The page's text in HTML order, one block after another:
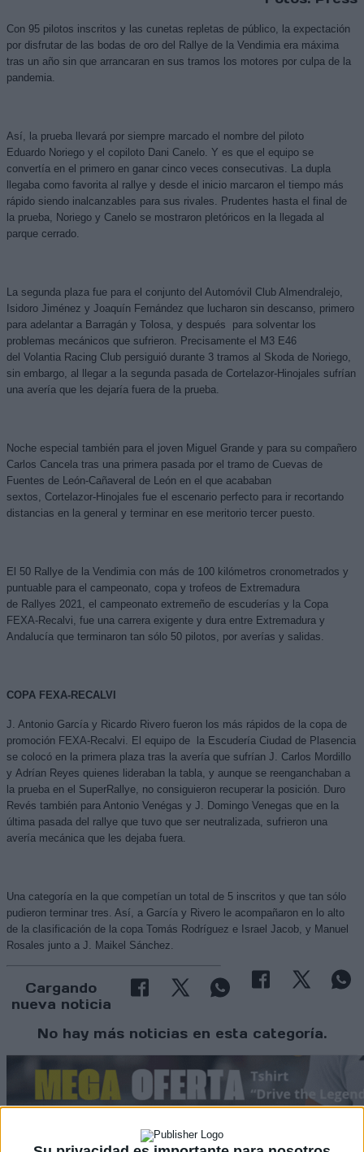
Con 95 pilotos inscritos y las cunetas repletas de público, la expectación
por disfrutar de las bodas de oro del Rallye de la Vendimia era máxima
tras un año sin que arrancaran en sus tramos los motores por culpa de la
pandemia.
Así, la prueba llevará por siempre marcado el nombre del piloto
Eduardo Noriego y el copiloto Dani Canelo. Y es que el equipo se
convertía en el primero en ganar cinco veces consecutivas. La dupla
llegaba como favorita al rallye y desde el inicio marcaron el tiempo más
rápido siendo inalcanzables para sus rivales. Prudentes hasta el final de
la prueba, Noriego y Canelo se mostraron pletóricos en la llegada al
parque cerrado.
La segunda plaza fue para el conjunto del Automóvil Club Almendralejo,
Isidoro Jiménez y Joaquín Fernández que lucharon sin descanso, primero
para adelantar a Barragán y Tolosa, y después para solventar los
problemas mecánicos que sufrieron. Precisamente el M3 E46
del Volantia Racing Club persiguió durante 3 tramos al Skoda de Noriego,
sin embargo, al llegar a la segunda pasada de Cortelazor-Hinojales sufrían
una avería que les dejaría fuera de la prueba.
Noche especial también para el joven Miguel Grande y para su compañero
Carlos Cancela tras una primera pasada por el tramo de Cuevas de
Fuentes de León-Cañaveral de León en el que acababan
sextos, Cortelazor-Hinojales fue el escenario perfecto para ir recortando
distancias en la general y terminar en ese meritorio tercer puesto.
El 50 Rallye de la Vendimia con más de 100 kilómetros cronometrados y
puntuable para el campeonato, copa y trofeos de Extremadura
de Rallyes 2021, el campeonato extremeño de escuderías y la Copa
FEXA-Recalvi, fue una carrera exigente y dura entre Extremadura y
Andalucía que terminaron tan sólo 50 pilotos, por averías y salidas.
COPA FEXA-RECALVI
J. Antonio García y Ricardo Rivero fueron los más rápidos de la copa de
promoción FEXA-Recalvi. El equipo de la Escudería Ciudad de Plasencia
se colocó en la primera plaza tras la avería que sufrían J. Carlos Mordillo
y Adrían Reyes quienes lideraban la tabla, y aunque se reenganchaban a
la prueba en el SuperRallye, no consiguieron recuperar la posición. Duro
Revés también para Antonio Venégas y J. Domingo Venegas que en la
última pasada del rallye que tuvo que ser neutralizada, sufrieron una
avería mecánica que les dejaba fuera.
Una categoría en la que competían un total de 5 inscritos y que tan sólo
pudieron terminar tres. Así, a García y Rivero le acompañaron en lo alto
de la clasificación de la copa Tomás Rodríguez e Israel Jacob, y Manuel
Rosales junto a J. Maikel Sánchez.
Cargando
nueva noticia
No hay más noticias en esta categoría.